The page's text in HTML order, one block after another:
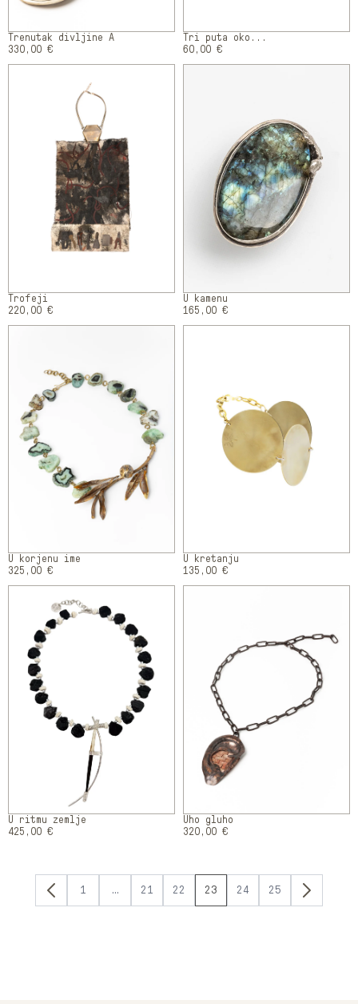
Trenutak divljine A
330,00 €
Tri puta oko...
60,00 €
Trofeji
220,00 €
U kamenu
165,00 €
U korjenu ime
325,00 €
U kretanju
135,00 €
U ritmu zemlje
425,00 €
Uho gluho
320,00 €
1 … 21 22 23 24 25